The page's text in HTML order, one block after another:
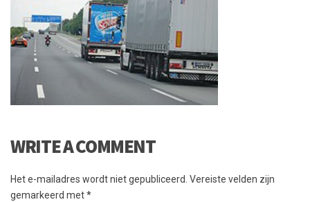
WRITE A COMMENT
Het e-mailadres wordt niet gepubliceerd. Vereiste velden zijn
gemarkeerd met*